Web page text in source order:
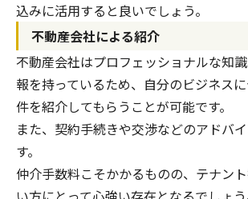
込みに活用すると良いでしょう。
不動産会社による紹介
不動産会社はプロフェッショナルな知
報を持っているため、自分のビジネス
件を紹介してもらうことが可能です。
また、契約手続きや交渉などのアドバ
す。
仲介手数料こそかかるものの、テナン